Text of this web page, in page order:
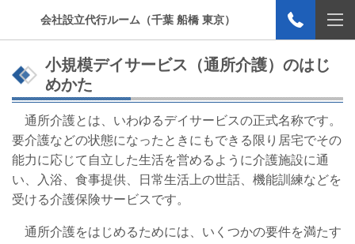
会社設立代行ルーム（千葉 船橋 東京）
小規模デイサービス（通所介護）のはじ
めかた
通所介護とは、いわゆるデイサービスの正式名称です。
要介護などの状態になったときにもできる限り居宅でその
能力に応じて自立した生活を営めるように介護施設に通
い、入浴、食事提供、日常生活上の世話、機能訓練などを
受ける介護保険サービスです。
通所介護をはじめるためには、いくつかの要件を満たす